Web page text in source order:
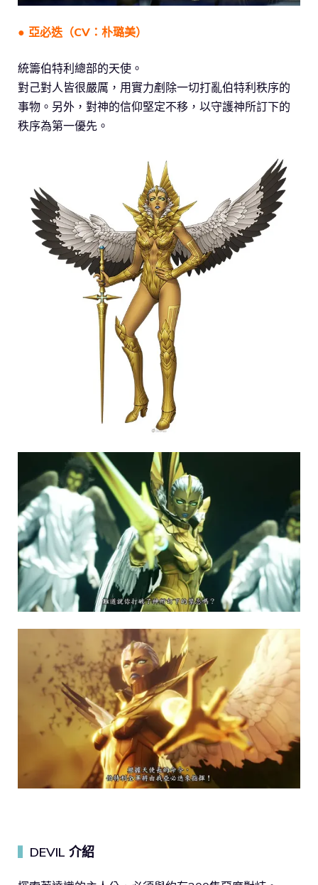
● 亞必迭（CV：朴璐美）
統籌伯特利總部的天使。
對己對人皆很嚴厲，用實力剷除一切打亂伯特利秩序的
事物。另外，對神的信仰堅定不移，以守護神所訂下的
秩序為第一優先。
DEVIL 介紹